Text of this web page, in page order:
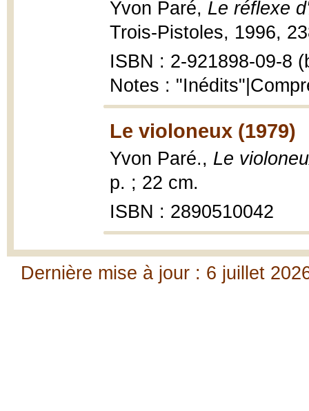
Yvon Paré, Le réflexe
Trois-Pistoles, 1996,
ISBN : 2-921898-09-8
Notes :
Le violoneux (1979)
Yvon Paré., Le
p. ; 22 cm.
ISBN : 2890510042
Dernière mise à jour : 6 juillet